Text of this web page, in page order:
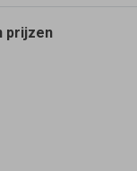
prijzen